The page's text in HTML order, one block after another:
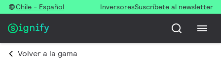
Chile - Español InversoresSuscríbete al newsletter
Volver a la gama